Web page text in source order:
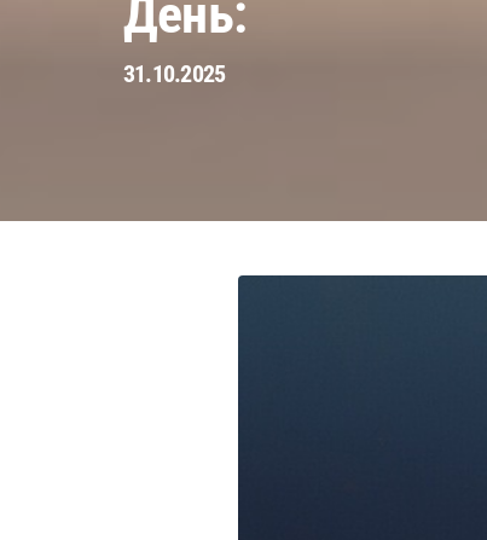
День:
31.10.2025